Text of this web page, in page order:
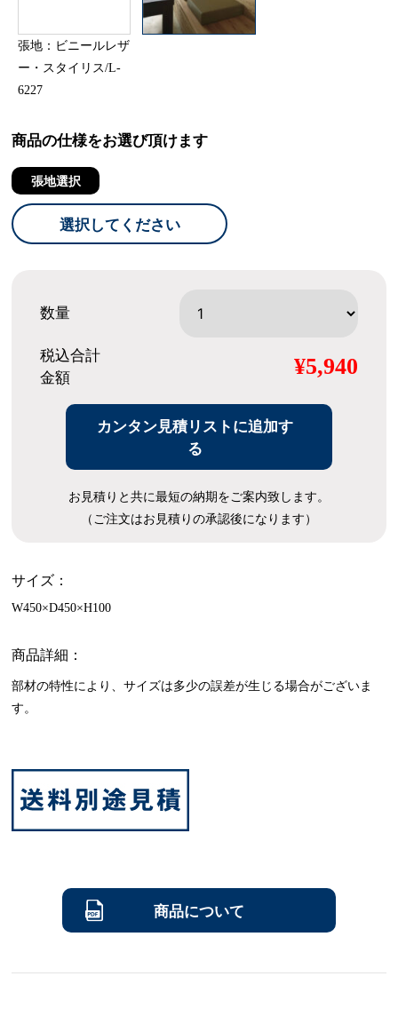
張地：ビニールレザ
ー・スタイリス/L-
6227
商品の仕様をお選び頂けます
張地選択
選択してください
数量
税込合計
金額
¥5,940
カンタン見積リストに追加す
る
お見積りと共に最短の納期をご案内致します。
（ご注文はお見積りの承認後になります）
サイズ：
W450×D450×H100
商品詳細：
部材の特性により、サイズは多少の誤差が生じる場合がございま
す。
商品について